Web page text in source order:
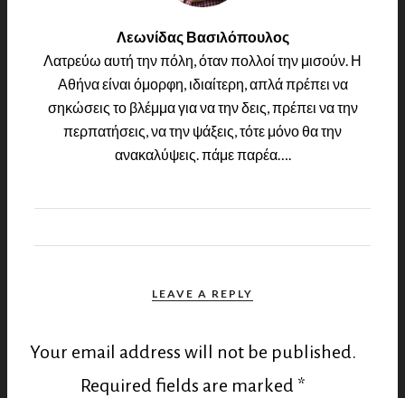
Λεωνίδας Βασιλόπουλος
Λατρεύω αυτή την πόλη, όταν πολλοί την μισούν. Η
Αθήνα είναι όμορφη, ιδιαίτερη, απλά πρέπει να
σηκώσεις το βλέμμα για να την δεις, πρέπει να την
περπατήσεις, να την ψάξεις, τότε μόνο θα την
ανακαλύψεις. πάμε παρέα….
LEAVE A REPLY
Your email address will not be published.
Required fields are marked *